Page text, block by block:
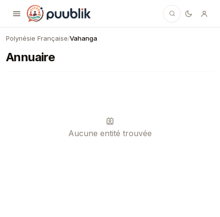
Puublik
Polynésie Française/Vahanga
Annuaire
Aucune entité trouvée